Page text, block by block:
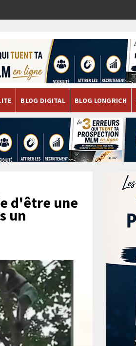
BLOG DIGITAL BLOG LONGRICH
d'être une
un